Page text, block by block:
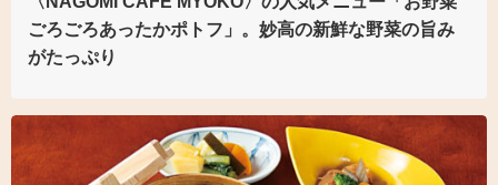
ごろごろあったかポトフ」。妙高の新鮮な野菜の旨み
がたっぷり